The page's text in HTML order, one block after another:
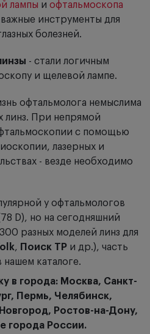
лампы и офтальмоскопа
инструменты для
болезней.
- стали логичным
и щелевой лампе.
офтальмолога немыслима
линз. При непрямой
с помощью
лазерных и
- везде необходимо
у офтальмологов
D), но на сегодняшний
разных моделей линз для
, Поиск ТР и др.), часть
нашем каталоге.
в города: Москва, Санкт-
Пермь, Челябинск,
Ростов-на-Дону,
города России.